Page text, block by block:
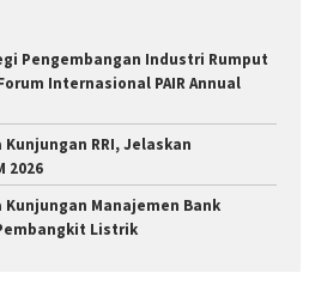
Pengembangan Industri Rumput
Internasional PAIR Annual
Kunjungan RRI, Jelaskan
2026
Kunjungan Manajemen Bank
Listrik